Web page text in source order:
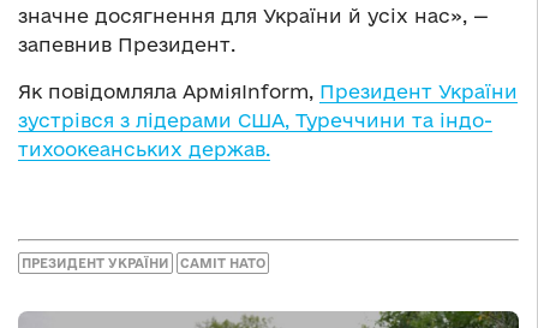
значне досягнення для України й усіх нас», —
запевнив Президент.
Як повідомляла АрміяInform, Президент України
зустрівся з лідерами США, Туреччини та індо-
тихоокеанських держав.
ПРЕЗИДЕНТ УКРАЇНИ САМІТ НАТО